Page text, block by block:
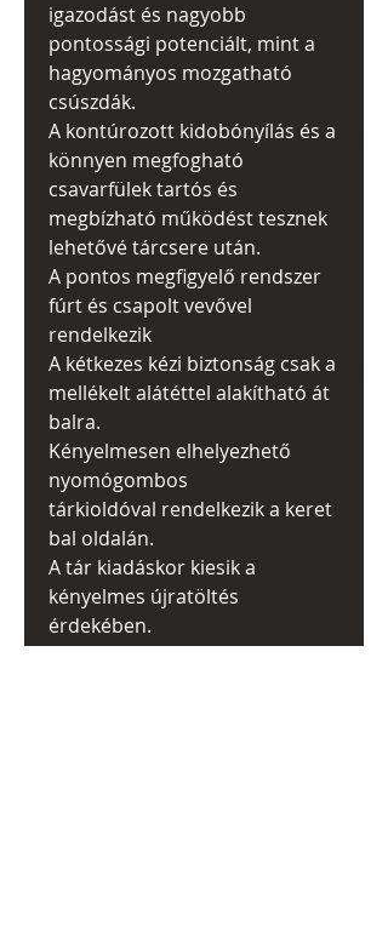
igazodást és nagyobb
pontossági potenciált, mint a
hagyományos mozgatható
csúszdák.
A kontúrozott kidobónyílás és a
könnyen megfogható
csavarfülek tartós és
megbízható működést tesznek
lehetővé tárcsere után.
A pontos megfigyelő rendszer
fúrt és csapolt vevővel
rendelkezik
A kétkezes kézi biztonság csak a
mellékelt alátéttel alakítható át
balra.
Kényelmesen elhelyezhető
nyomógombos
tárkioldóval rendelkezik a keret
bal oldalán.
A tár kiadáskor kiesik a
kényelmes újratöltés
érdekében.
Tartalmaz: két, 10 db tárat.